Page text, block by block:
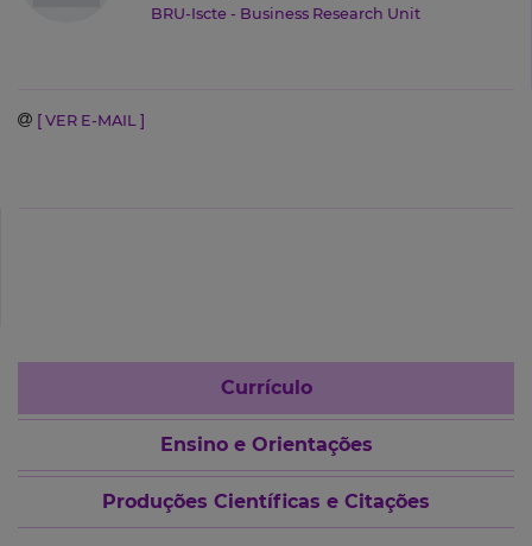
BRU-Iscte - Business Research Unit
[ VER E-MAIL ]
Currículo
Ensino e Orientações
Produções Científicas e Citações